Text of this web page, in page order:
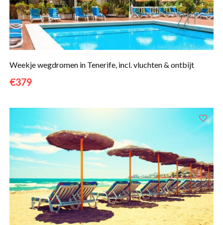
Weekje wegdromen in Tenerife, incl. vluchten & ontbijt
€379